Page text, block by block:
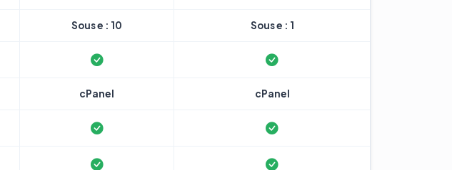
Sous e : 10 Sous e : 1
cPanel cPanel